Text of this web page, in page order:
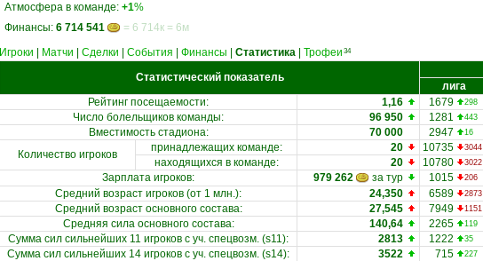
Атмосфера в команде: +1%
Финансы: 6 714 541 = 6 714к = 6м
Игроки Матчи Сделки События Финансы Статистика Трофеи 34
Статистический показатель
лига
Рейтинг посещаемости: 1,16 298
1679
Число болельщиков команды:
96 950 443
1281
Вместимость стадиона: 70 000 16
2947
Количество игроков
принадлежащих команде: 20 3044
10735
находящихся в команде: 20 3022
10780
Зарплата игроков: 979 262 за тур 206
1015
Средний возраст игроков (от 1 млн.): 24,350 2873
6589
Средний возраст основного состава: 27,545 1151
7949
Средняя сила основного состава: 140,64 119
2265
Сумма сил сильнейших 11 игроков с уч. спецвозм. (s11): 2813 35
1222
Сумма сил сильнейших 14 игроков с уч. спецвозм. (s14): 3522 227
715